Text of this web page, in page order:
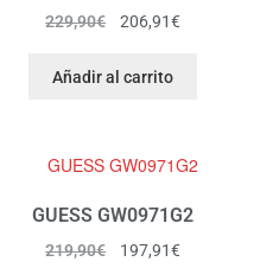
229,90€ 206,91€
Añadir al carrito
GUESS GW0971G2
219,90€ 197,91€